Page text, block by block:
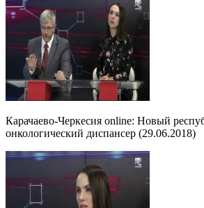
Карачаево-Черкесия online: Новый
онкологический диспансер (29.06.2018)